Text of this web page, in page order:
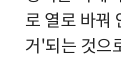
로 열로 바꿔
거'되는 것으